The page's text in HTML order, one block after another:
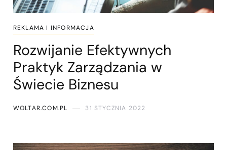
REKLAMA I INFORMACJA
Rozwijanie Efektywnych
Praktyk Zarządzania w
Świecie Biznesu
WOLTAR.COM.PL 31 STYCZNIA 2022